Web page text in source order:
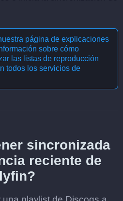
página de explicaciones
sobre cómo
las listas de reproducción
todos los servicios de
sincronizada
reciente de